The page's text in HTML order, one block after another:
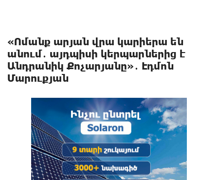
«Ոմանք արյան վրա կարիերա են
անում․ այդպիսի կերպարներից է
Անդրանիկ Քոչարյանը»․ Էդմոն
Մարուքյան